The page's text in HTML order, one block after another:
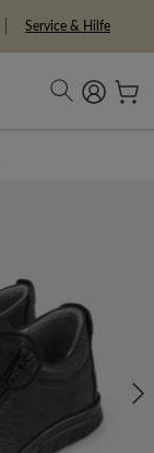
Service & Hilfe